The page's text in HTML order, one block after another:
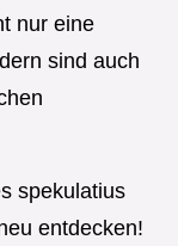
nur eine
sind auch
spekulatius
entdecken!